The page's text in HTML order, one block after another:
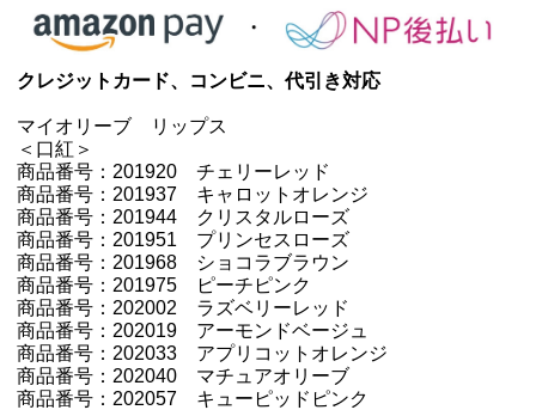
クレジットカード、コンビニ、代引き対応
マイオリーブ リップス
＜口紅＞
商品番号：201920 チェリーレッド
商品番号：201937 キャロットオレンジ
商品番号：201944 クリスタルローズ
商品番号：201951 プリンセスローズ
商品番号：201968 ショコラブラウン
商品番号：201975 ピーチピンク
商品番号：202002 ラズベリーレッド
商品番号：202019 アーモンドベージュ
商品番号：202033 アプリコットオレンジ
商品番号：202040 マチュアオリーブ
商品番号：202057 キューピッドピンク